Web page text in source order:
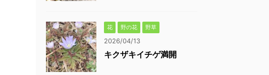
花 野の花 野草
2026/04/13
キクザキイチゲ満開